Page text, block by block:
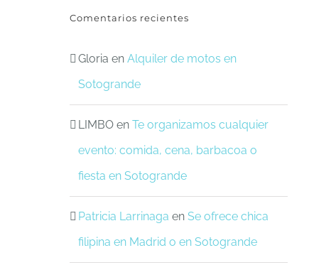
Comentarios recientes
Gloria en Alquiler de motos en
Sotogrande
LIMBOen Te organizamos cualquier
evento: comida, cena, barbacoa o
fiesta en Sotogrande
Patricia Larrinaga en Se ofrece chica
filipina en Madrid o en Sotogrande